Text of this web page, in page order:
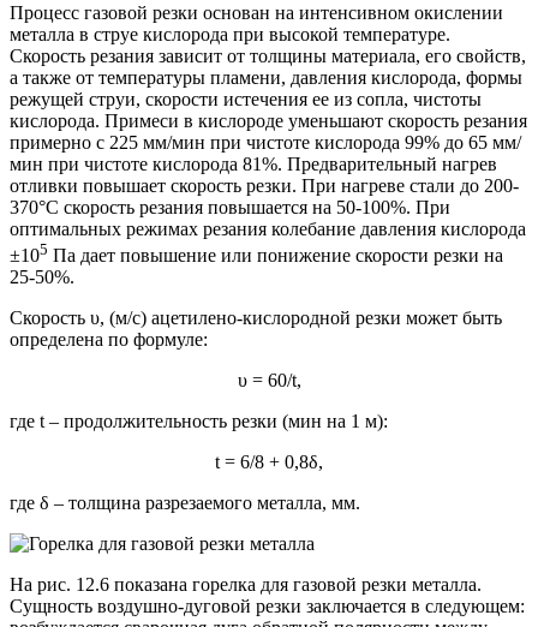
Процесс газовой резки основан на интенсивном окислении
металла в струе кислорода при высокой температуре.
Скорость резания зависит от толщины материала, его свойств,
а также от температуры пламени, давления кислорода, формы
режущей струи, скорости истечения ее из сопла, чистоты
кислорода. Примеси в кислороде уменьшают скорость резания
примерно с 225 мм/мин при чистоте кислорода 99% до 65 мм/
мин при чистоте кислорода 81%. Предварительный нагрев
отливки повышает скорость резки. При нагреве стали до 200-
370°С скорость резания повышается на 50-100%. При
оптимальных режимах резания колебание давления кислорода
±105 Па дает повышение или понижение скорости резки на
25-50%.
Скорость υ, (м/с) ацетилено-кислородной резки может быть
определена по формуле:
υ = 60/t,
где t – продолжительность резки (мин на 1 м):
t = 6/8 + 0,8δ,
где δ – толщина разрезаемого металла, мм.
На рис. 12.6 показана горелка для газовой резки металла.
Сущность воздушно-дуговой резки заключается в следующем: